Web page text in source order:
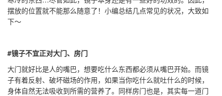
摆放的位置就不能那么随意了！小编总结几点常见的状况，大致如
下～
#镜子不宜正对大门、房门
大门就好比是人的嘴巴，想要吃什么东西都必须从嘴巴开始。而镜
子有着反射、破坏磁场的作用，如果当你吃什么就吐什么的时候，
身体自然无法吸收到所需的营养了。同样房门也是，其实每一道门